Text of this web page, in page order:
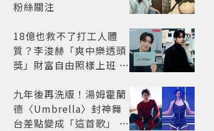
粉絲關注
18億也救不了打工人體
質？李浚赫「爽中樂透頭
獎」財富自由照樣上班 西
九年後再洗版！湯姆霍蘭
德〈Umbrella〉封神舞
台差點變成「這首歌」 造